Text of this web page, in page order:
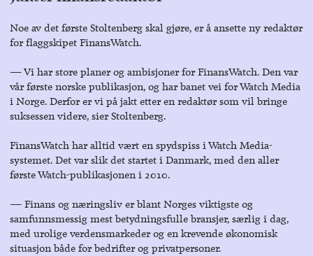
Noe av det første Stoltenberg skal gjøre, er å ansette ny redaktør
for flaggskipet FinansWatch.
― Vi har store planer og ambisjoner for FinansWatch. Den var
vår første norske publikasjon, og har banet vei for Watch Media
i Norge. Derfor er vi på jakt etter en redaktør som vil bringe
suksessen videre, sier Stoltenberg.
FinansWatch har alltid vært en spydspiss i Watch Media-
systemet. Det var slik det startet i Danmark, med den aller
første Watch-publikasjonen i 2010.
― Finans og næringsliv er blant Norges viktigste og
samfunnsmessig mest betydningsfulle bransjer, særlig i dag,
med urolige verdensmarkeder og en krevende økonomisk
situasjon både for bedrifter og privatpersoner.